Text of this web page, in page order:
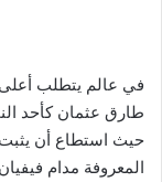
في عالم يتطلب أعلى
طارق عثمان كأحد
حيث استطاع أن
المعروفة مدام